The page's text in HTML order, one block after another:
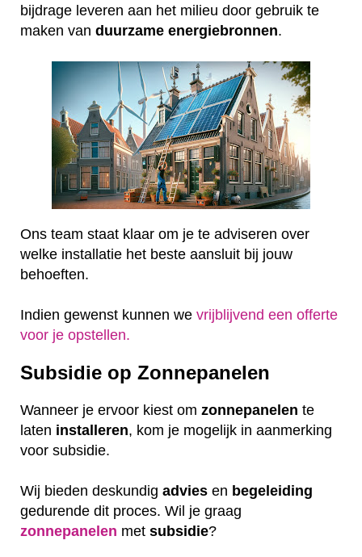
bijdrage leveren aan het milieu door gebruik te
maken van duurzame energiebronnen.
Ons team staat klaar om je te adviseren over
welke installatie het beste aansluit bij jouw
behoeften.
Indien gewenst kunnen we vrijblijvend een offerte
voor je opstellen.
Subsidie op Zonnepanelen
Wanneer je ervoor kiest om zonnepanelen te
laten installeren, kom je mogelijk in aanmerking
voor subsidie.
Wij bieden deskundig advies en begeleiding
gedurende dit proces. Wil je graag
zonnepanelen met subsidie?